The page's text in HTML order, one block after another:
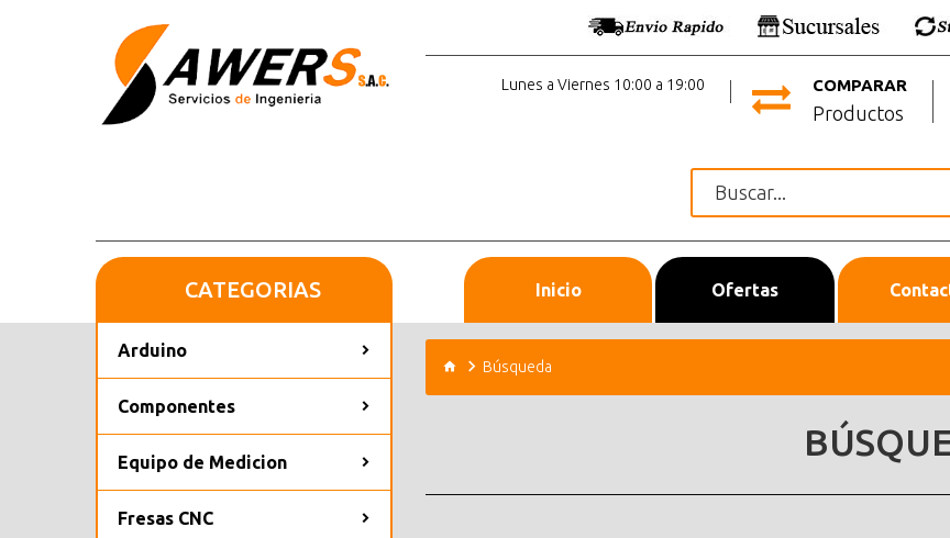
COMPARAR
Productos
Lunes a Viernes 10:00 a 19:00
Inicio Ofertas
CATEGORIAS
Arduino
Componentes
Equipo de Medicion
Fresas CNC
Búsqueda